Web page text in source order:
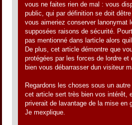
vous ne faites rien de mal : vous
public, qui par définition se doit
vous aimeriez conserver lanonymat
supposées raisons de sécurité.
pas mentionné dans larticle alors
De plus, cet article démontre que
protégées par les forces de lordre
bien vous débarrasser dun visiteur
Regardons les choses sous un
cet article sert très bien vos intérêt,
priverait de lavantage de la mise en
Je mexplique.